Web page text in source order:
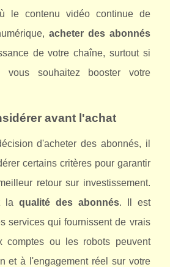
le contenu vidéo continue de
acheter des abonnés
de votre chaîne, surtout si
souhaitez booster votre
avant l'achat
d'acheter des abonnés, il
certains critères pour garantir
retour sur investissement.
laqualité des abonnés. Il est
services qui fournissent de vrais
comptes ou les robots peuvent
et à l'engagement réel sur votre